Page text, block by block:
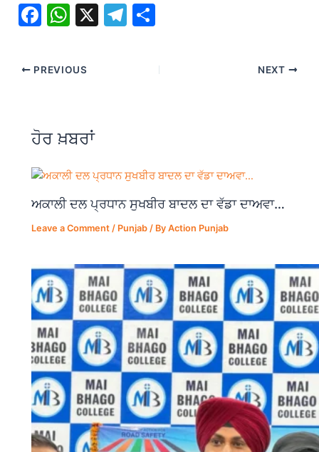
F
c
o
o
k
W
at
p
p
X
T
ar
e
PREVIOUS NEXT
ਹੋਰ ਖ਼ਬਰਾਂ
ਅਕਾਲੀ ਦਲ ਪ੍ਰਧਾਨ ਸੁਖਬੀਰ ਬਾਦਲ ਦਾ ਵੱਡਾ ਦਾਅਵਾ…
Leave a Comment / Punjab / ByAction Punjab